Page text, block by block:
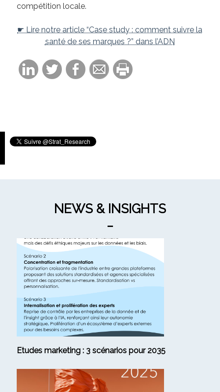
compétition locale.
☛ Lire notre article “Case study : comment suivre la
santé de ses marques ?” dans l’ADN
NEWS & INSIGHTS
Etudes marketing : 3 scénarios pour 2035